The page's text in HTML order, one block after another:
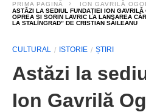
PRIMA PAGINĂ
ION GAVRILĂ
ASTĂZI LA SEDIUL FUNDAȚIEI ION
OPREA ȘI SORIN LAVRIC LA LANSAREA
LA STALINGRAD” DE CRISTIAN SĂILEANU
CULTURAL ISTORIE ȘTIRI
Astăzi la
Ion Gavrilă